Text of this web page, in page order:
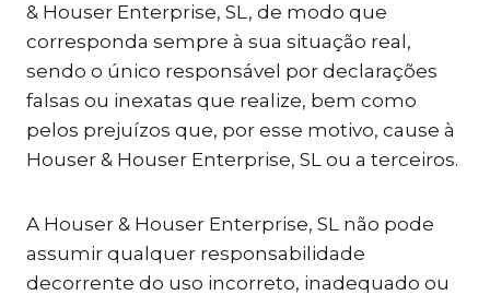
& Houser Enterprise, SL, de modo que
corresponda sempre à sua situação real,
sendo o único responsável por declarações
falsas ou inexatas que realize, bem como
pelos prejuízos que, por esse motivo, cause à
Houser & Houser Enterprise, SL ou a terceiros.
A Houser & Houser Enterprise, SL não pode
assumir qualquer responsabilidade
decorrente do uso incorreto, inadequado ou